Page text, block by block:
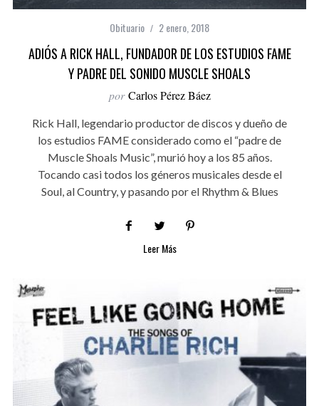
Obituario 2 enero, 2018
ADIÓS A RICK HALL, FUNDADOR DE LOS ESTUDIOS FAME
Y PADRE DEL SONIDO MUSCLE SHOALS
por Carlos Pérez Báez
Rick Hall, legendario productor de discos y dueño de
los estudios FAME considerado como el “padre de
Muscle Shoals Music”, murió hoy a los 85 años.
Tocando casi todos los géneros musicales desde el
Soul, al Country, y pasando por el Rhythm & Blues
Leer Más